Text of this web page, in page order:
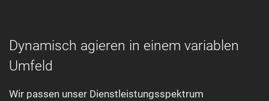
Dynamisch agieren in einem variablen
Umfeld
Wir passen unser Dienstleistungsspektrum